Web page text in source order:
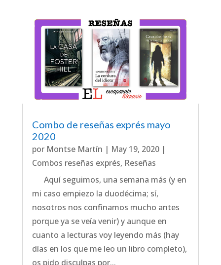
Combo de reseñas exprés mayo
2020
por Montse Martín | May 19, 2020|
Combos reseñas exprés, Reseñas
Aquí seguimos, una semana más (y en
mi caso empiezo la duodécima; sí,
nosotros nos confinamos mucho antes
porque ya se veía venir) y aunque en
cuanto a lecturas voy leyendo más (hay
días en los que me leo un libro completo),
os pido disculpas por...